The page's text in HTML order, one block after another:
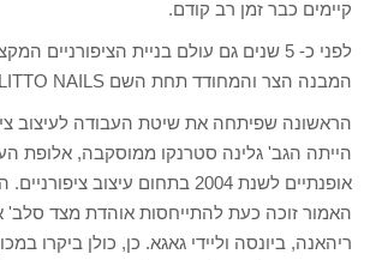
קיימים כבר זמן רב קודם.
לפני כ- 5 שנים גם עולם בניית הציפורניים
המבנה הצר והמחודד תחת השם STELITTO NAILS.
הראשונה שפיתחה את שיטת העבודה לעיצוב
הייתה הגב' גלינה סטרנקו ממוסקבה, אלופת
אופנתיים לשנת 2004 בתחום עיצוב
האמור זוכה כעת להתייחסות אוהדת מצד סלב'
ריהאנה, ביונסה וליידי גאגא. כן, כולן ביקרו